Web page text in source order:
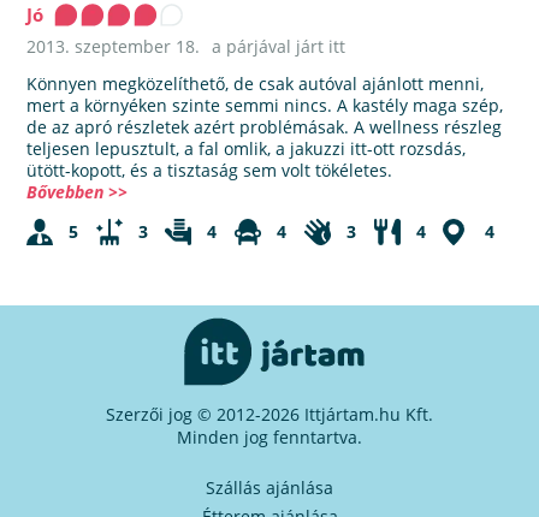
Jó
2013. szeptember 18. a párjával járt itt
Könnyen megközelíthető, de csak autóval ajánlott menni,
mert a környéken szinte semmi nincs. A kastély maga szép,
de az apró részletek azért problémásak. A wellness részleg
teljesen lepusztult, a fal omlik, a jakuzzi itt-ott rozsdás,
ütött-kopott, és a tisztaság sem volt tökéletes.
Bővebben >>
5
3 4 4 3 4 4
Szerzői jog © 2012-2026 Ittjártam.hu Kft.
Minden jog fenntartva.
Szállás ajánlása